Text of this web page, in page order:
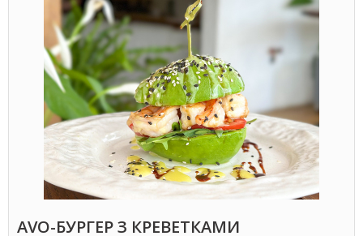
AVO-БУРГЕР З КРЕВЕТКАМИ